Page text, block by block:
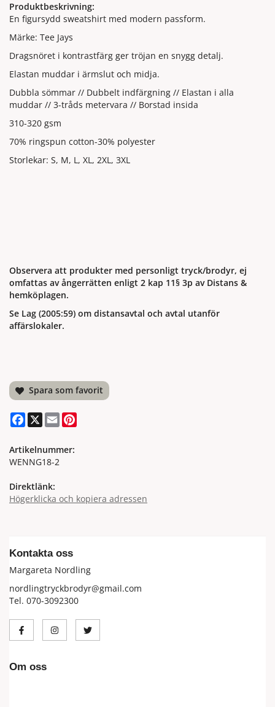
Produktbeskrivning:
En figursydd sweatshirt med modern passform.
Märke: Tee Jays
Dragsnöret i kontrastfärg ger tröjan en snygg detalj.
Elastan muddar i ärmslut och midja.
Dubbla sömmar // Dubbelt indfärgning // Elastan i alla
muddar // 3-tråds metervara // Borstad insida
310-320 gsm
70% ringspun cotton-30% polyester
Storlekar: S, M, L, XL, 2XL, 3XL
Observera att produkter med personligt tryck/brodyr, ej
omfattas av ångerrätten enligt 2 kap 11§ 3p av Distans &
hemköplagen.
Se Lag (2005:59) om distansavtal och avtal utanför
affärslokaler.
Spara som favorit
Facebook
X Email
Artikelnummer:
WENNG18-2
Direktlänk:
Högerklicka och kopiera adressen
Kontakta oss
Margareta Nordling
nordlingtryckbrodyr@gmail.com
Tel. 070-3092300
Om oss